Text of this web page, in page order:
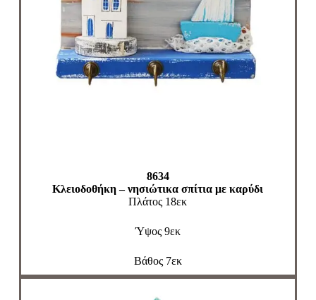
8634
Κλειοδοθήκη – νησιώτικα σπίτια με καρύδι
Πλάτος 18εκ
Ύψος 9εκ
Βάθος 7εκ